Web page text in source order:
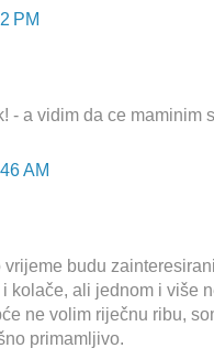
PM
- a vidim da ce maminim
AM
budu
kolače, ali jednom i više
ne volim riječnu ribu,
primamljivo.